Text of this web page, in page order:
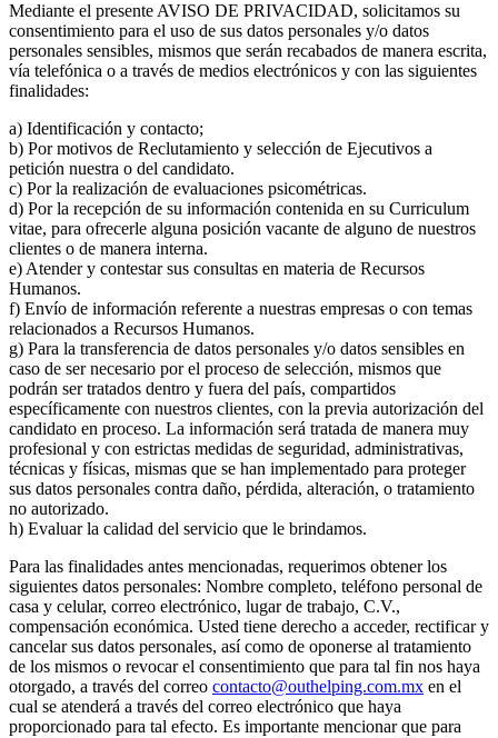
Mediante el presente AVISO DE PRIVACIDAD, solicitamos su
consentimiento para el uso de sus datos personales y/o datos
personales sensibles, mismos que serán recabados de manera escrita,
vía telefónica o a través de medios electrónicos y con las siguientes
finalidades:
a) Identificación y contacto;
b) Por motivos de Reclutamiento y selección de Ejecutivos a
petición nuestra o del candidato.
c) Por la realización de evaluaciones psicométricas.
d) Por la recepción de su información contenida en su Curriculum
vitae, para ofrecerle alguna posición vacante de alguno de nuestros
clientes o de manera interna.
e) Atender y contestar sus consultas en materia de Recursos
Humanos.
f) Envío de información referente a nuestras empresas o con temas
relacionados a Recursos Humanos.
g) Para la transferencia de datos personales y/o datos sensibles en
caso de ser necesario por el proceso de selección, mismos que
podrán ser tratados dentro y fuera del país, compartidos
específicamente con nuestros clientes, con la previa autorización del
candidato en proceso. La información será tratada de manera muy
profesional y con estrictas medidas de seguridad, administrativas,
técnicas y físicas, mismas que se han implementado para proteger
sus datos personales contra daño, pérdida, alteración, o tratamiento
no autorizado.
h) Evaluar la calidad del servicio que le brindamos.
Para las finalidades antes mencionadas, requerimos obtener los
siguientes datos personales: Nombre completo, teléfono personal de
casa y celular, correo electrónico, lugar de trabajo, C.V.,
compensación económica. Usted tiene derecho a acceder, rectificar y
cancelar sus datos personales, así como de oponerse al tratamiento
de los mismos o revocar el consentimiento que para tal fin nos haya
otorgado, a través del correo contacto@outhelping.com.mx en el
cual se atenderá a través del correo electrónico que haya
proporcionado para tal efecto. Es importante mencionar que para